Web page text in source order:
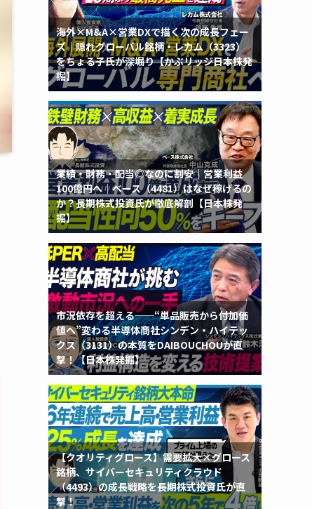
海外×M&A×営業DXで描く次の成長フェー
ズ｜隠れグローバル銘柄・レカム（3323）
をちょる子氏が深堀り【かぶリッジ日本株発
掘】
業績・財務・配当◎なのに割安｜営業利益
100億円へ｜ベース（4481）はなぜ稼げるの
か？長期株式投資氏が徹底解剖【日本株発
掘】
市況依存を超える──“単品販売から付加価
値へ”変わる半導体商社シンデン・ハイテッ
クス（3131）の本質をDAIBOUCHOUが直
撃！【日本株発掘】
【クオリティグロース】需要拡大×グロース
銘柄、サイバーセキュリティクラウド
（4493）の成長戦略を長期株式投資氏が直
撃！